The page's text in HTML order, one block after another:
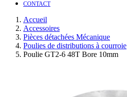
CONTACT
Accueil
Accessoires
Pièces détachées Mécanique
Poulies de distributions à courroie
Poulie GT2-6 48T Bore 10mm